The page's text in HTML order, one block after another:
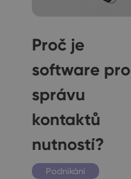
Proč je
software pro
správu
kontaktů
nutností?
Podnikání